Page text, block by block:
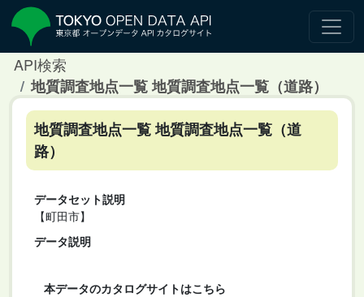
API検索
地質調査地点一覧 地質調査地点一覧（道路）
地質調査地点一覧 地質調査地点一覧（道
路）
データセット説明
【町田市】
データ説明
本データのカタログサイトはこちら